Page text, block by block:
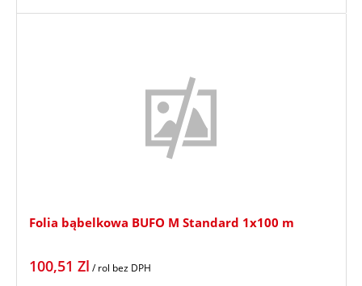
Folia bąbelkowa BUFO M Standard 1x100 m
100,51 Zl / rol bez DPH